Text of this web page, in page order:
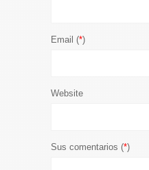
Email (*)
Website
Sus comentarios (*)